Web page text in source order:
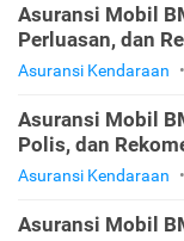
Asuransi Mobil
Perluasan, dan
Asuransi Kendaraan •
Asuransi Mobil
Polis, dan
Asuransi Kendaraan •
Asuransi Mobil